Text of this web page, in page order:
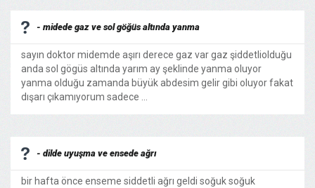
- midede gaz ve sol göğüs altında yanma
sayın doktor midemde aşırı derece gaz var gaz şiddetliolduğu
anda sol gögüs altında yarım ay şeklinde yanma oluyor
yanma olduğu zamanda büyük abdesim gelir gibi oluyor fakat
dışarı çıkamıyorum sadece ...
- dilde uyuşma ve ensede ağrı
bir hafta önce enseme siddetli ağrı geldi soğuk soğuk